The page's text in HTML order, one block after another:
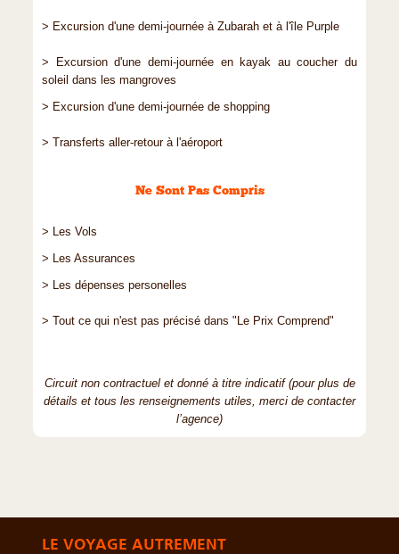
> Excursion d'une demi-journée à Zubarah et à l'île Purple
> Excursion d'une demi-journée en kayak au coucher du
soleil dans les mangroves
> Excursion d'une demi-journée de shopping
> Transferts aller-retour à l'aéroport
Ne Sont Pas Compris
> Les Vols
> Les Assurances
> Les dépenses personelles
> Tout ce qui n'est pas précisé dans "Le Prix Comprend"
Circuit non contractuel et donné à titre indicatif (pour plus de
détails et tous les renseignements utiles, merci de contacter
l’agence)
LE VOYAGE AUTREMENT